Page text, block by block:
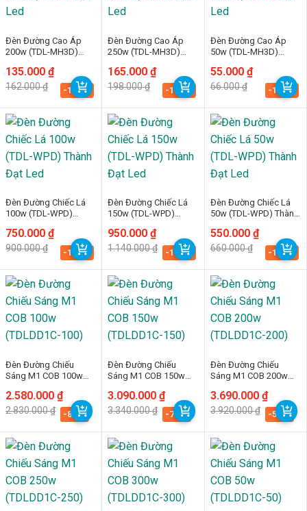
Đèn Đường Cao Áp
200w (TDL-MH3D)
162.000₫
Giá
gốc
là:
135.000 ₫
Giá
hiện
tại
135.000 ₫.
-16.7%
Đèn Đường Cao Áp
250w (TDL-MH3D)
198.000₫
Giá
gốc
là:
165.000₫
Giá
hiện
tại
165.000 ₫.
-16.7%
Đèn Đường Cao Áp
50w (TDL-MH3D)
66.000₫
Giá
gốc
là:
55.000 ₫
Giá
hiện
tại
55.000 ₫.
-16.7%
Đèn Đường Chiếc Lá
100w (TDL-WPD)
900.000₫
Giá
gốc
là:
750.000 ₫
Giá
hiện
tại
750.000 ₫.
-16.7%
Đèn Đường Chiếc Lá
150w (TDL-WPD)
1.140.000₫
Giá
gốc
là:
950.000₫
Giá
hiện
tại
950.000 ₫.
-16.7%
Đèn Đường Chiếc Lá
50w (TDL-WPD) Thành
660.000₫
Giá
gốc
là:
550.000 ₫
Giá
hiện
tại
550.000 ₫.
-16.7%
Đèn Đường Chiếu
Sáng M1 COB 100w
2.830.000₫
Giá
gốc
là:
2.580.000 ₫
Giá
hiện
tại
2.580.000 ₫.
-8.8%
Đèn Đường Chiếu
Sáng M1 COB 150w
3.340.000₫
Giá
gốc
là:
3.090.000₫
Giá
hiện
tại
3.090.000 ₫.
-7.5%
Đèn Đường Chiếu
Sáng M1 COB 200w
3.920.000₫
Giá
gốc
là:
3.690.000 ₫
Giá
hiện
tại
3.690.000 ₫.
-5.9%